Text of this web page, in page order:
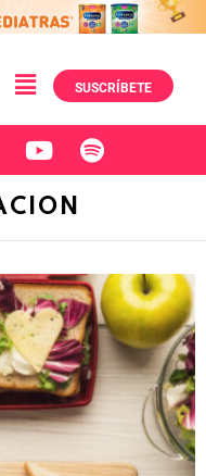
SUSCRÍBETE